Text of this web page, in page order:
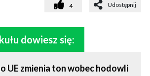
4 Udostępnij
dowiesz się:
UE zmienia ton wobec hodowli